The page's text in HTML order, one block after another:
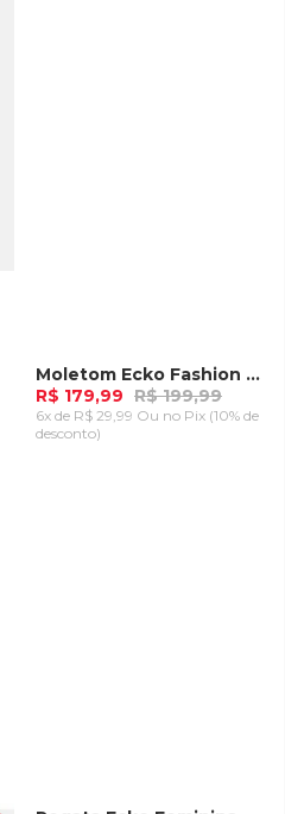
-10%Moletom Ecko Fashion Basic Aberto Azul Marinho
R$ 179,99 R$ 199,99
6x de R$ 29,99 Ou no Pix (10% de
desconto)